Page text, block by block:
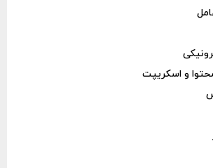
و اسکریپت